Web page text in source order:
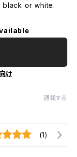
or white.
け
通報する
(1)